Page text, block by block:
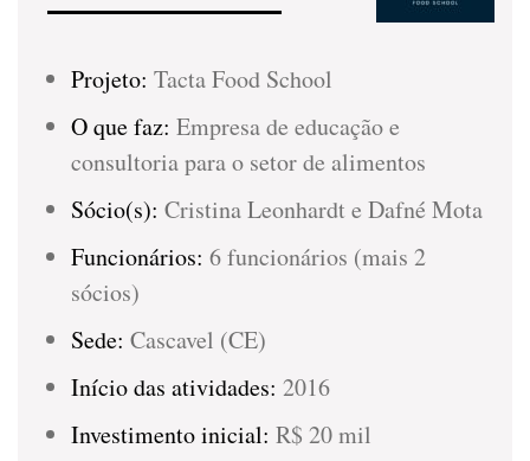
Projeto: Tacta Food School
O que faz: Empresa de educação e
consultoria para o setor de alimentos
Sócio(s): Cristina Leonhardt e Dafné Mota
Funcionários: 6 funcionários (mais 2
sócios)
Sede: Cascavel (CE)
Início das atividades: 2016
Investimento inicial: R$ 20 mil